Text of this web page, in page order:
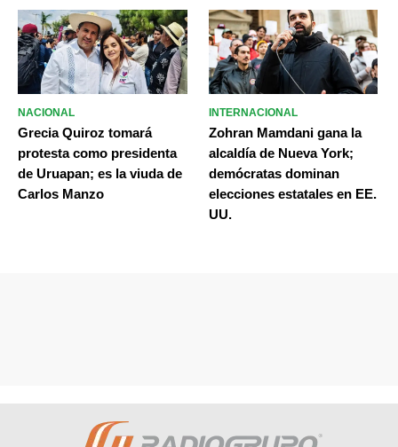
NACIONAL
Grecia Quiroz tomará
protesta como presidenta
de Uruapan; es la viuda de
Carlos Manzo
INTERNACIONAL
Zohran Mamdani gana la
alcaldía de Nueva York;
demócratas dominan
elecciones estatales en EE.
UU.